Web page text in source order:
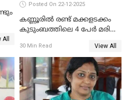
Posted On 22-12-2025
കണ്ണൂരിൽ രണ്ട് മക്കളടക്കം
കുടുംബത്തിലെ 4 പേർ മരിച്ച
30 Min Read View All